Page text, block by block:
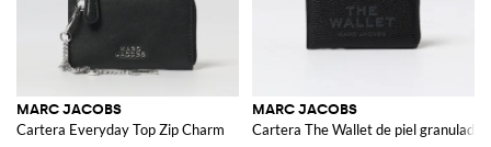
MARC JACOBS
Cartera Everyday Top Zip Charm
MARC JACOBS
Cartera The Wallet de piel granulada